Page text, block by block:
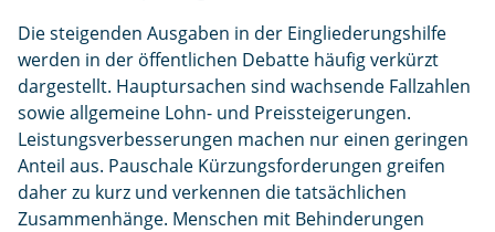
Die steigenden Ausgaben in der Eingliederungshilfe
werden in der öffentlichen Debatte häufig verkürzt
dargestellt. Hauptursachen sind wachsende Fallzahlen
sowie allgemeine Lohn- und Preissteigerungen.
Leistungsverbesserungen machen nur einen geringen
Anteil aus. Pauschale Kürzungsforderungen greifen
daher zu kurz und verkennen die tatsächlichen
Zusammenhänge. Menschen mit Behinderungen